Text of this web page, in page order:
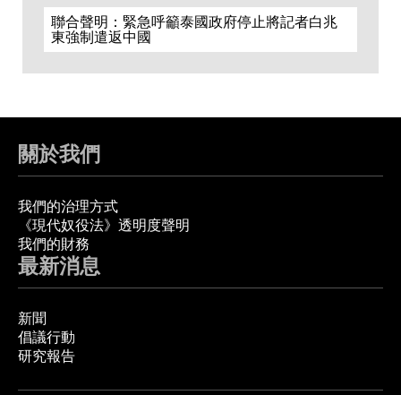
聯合聲明：緊急呼籲泰國政府停止將記者白兆
東強制遣返中國
關於我們
我們的治理方式
《現代奴役法》透明度聲明
我們的財務
最新消息
新聞
倡議行動
研究報告